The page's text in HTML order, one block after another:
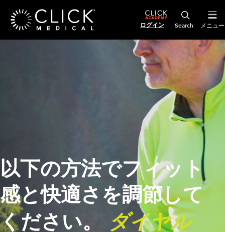
ログイン メニュー
以下の方法でフィット
感と快適さを調節して
ください。
ダイヤル